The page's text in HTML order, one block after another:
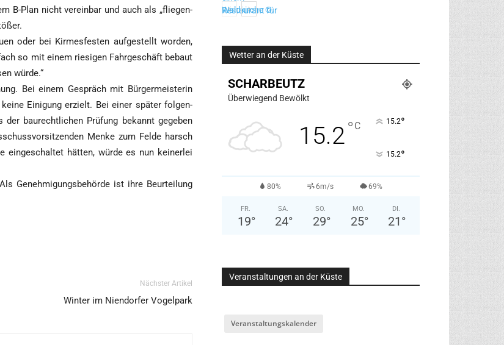
B-Plan nicht ver­ein­bar und auch als „flie­gen­
oder bei Kir­mes­fes­ten auf­ge­stellt wor­den,
so mit einem rie­si­gen Fahr­ge­schäft bebaut
würde.“
Bei einem Gespräch mit Bür­ger­meis­te­rin
Eini­gung erzielt. Bei einer spä­ter fol­gen­
bau­recht­li­chen Prü­fung bekannt gege­ben
Men­ke zum Fel­de harsch
ein­ge­schal­tet hät­ten, wür­de es nun kei­ner­lei
Geneh­mi­gungs­be­hör­de ist ihre Beur­tei­lung
Nächster Artikel
Winter im Niendorfer Vogelpark
Wetter an der Küste
SCHARBEUTZ
Überwiegend Bewölkt
15.2°C 15.2°
15.2°
80% 6m/s 69%
FR.
19°
SA.
24°
SO.
29°
MO.
25°
DI.
21 °
Veranstaltungen an der Küste
Veranstaltungskalender